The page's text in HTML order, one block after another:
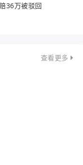
36万被驳回
查看更多